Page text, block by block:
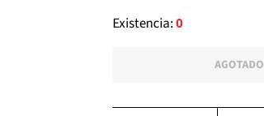
Existencia:0
AGOTADO